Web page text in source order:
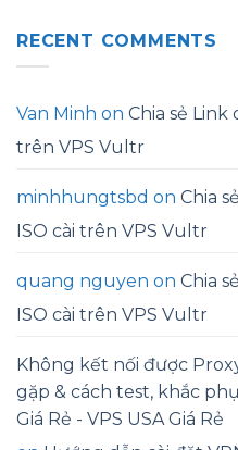
RECENT COMMENTS
Van Minh on Chia sẻ Link
trên VPS Vultr
minhhungtsbd on Chia
ISO cài trên VPS Vultr
quang nguyen on Chia
ISO cài trên VPS Vultr
Không kết nối được
gặp & cách test, khắc
Giá Rẻ - VPS USA Giá Rẻ